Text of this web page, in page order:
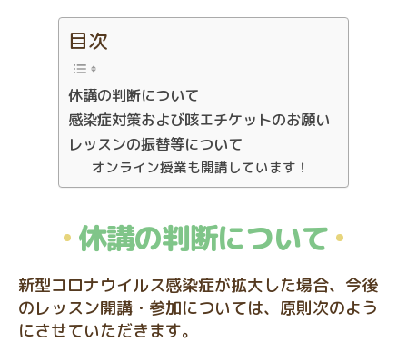
目次
休講の判断について
感染症対策および咳エチケットのお願い
レッスンの振替等について
オンライン授業も開講しています！
休講の判断について
新型コロナウイルス感染症が拡大した場合、今後
のレッスン開講・参加については、原則次のよう
にさせていただきます。